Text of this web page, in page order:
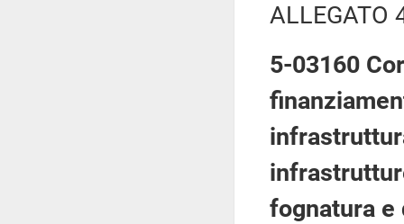
ALLEGATO
5-03160
fognatura e